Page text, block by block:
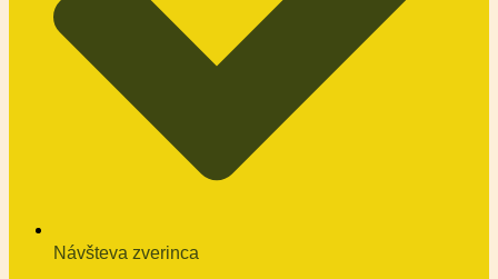
Návšteva zverinca